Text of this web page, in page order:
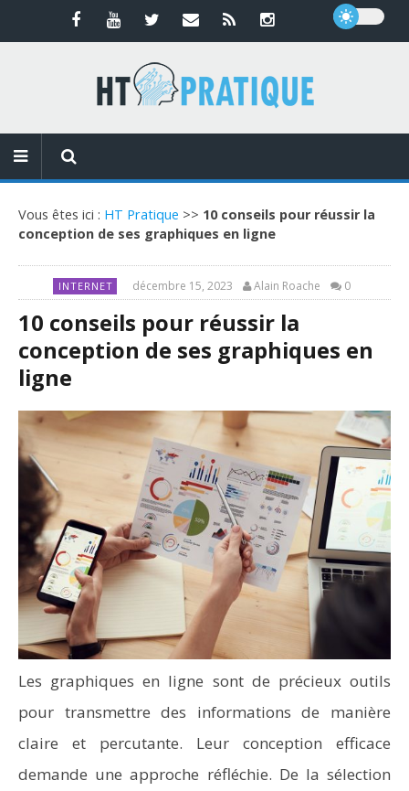
Vous êtes ici : HT Pratique >> 10 conseils pour réussir la
conception de ses graphiques en ligne
INTERNET décembre 15, 2023 Alain Roache 0
10 conseils pour réussir la
conception de ses graphiques en
ligne
Les graphiques en ligne sont de précieux outils
pour transmettre des informations de manière
claire et percutante. Leur conception efficace
demande une approche réfléchie. De la sélection